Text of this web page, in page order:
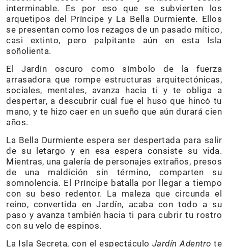
interminable. Es por eso que se subvierten los
arquetipos del Príncipe y La Bella Durmiente. Ellos
se presentan como los rezagos de un pasado mítico,
casi extinto, pero palpitante aún en esta Isla
soñolienta.
El Jardín oscuro como símbolo de la fuerza
arrasadora que rompe estructuras arquitectónicas,
sociales, mentales, avanza hacia ti y te obliga a
despertar, a descubrir cuál fue el huso que hincó tu
mano, y te hizo caer en un sueño que aún durará cien
años.
La Bella Durmiente espera ser despertada para salir
de su letargo y en esa espera consiste su vida.
Mientras, una galería de personajes extraños, presos
de una maldición sin término, comparten su
somnolencia. El Príncipe batalla por llegar a tiempo
con su beso redentor. La maleza que circunda el
reino, convertida en Jardín, acaba con todo a su
paso y avanza también hacia ti para cubrir tu rostro
con su velo de espinos.
La Isla Secreta, con el espectáculo Jardín Adentro te